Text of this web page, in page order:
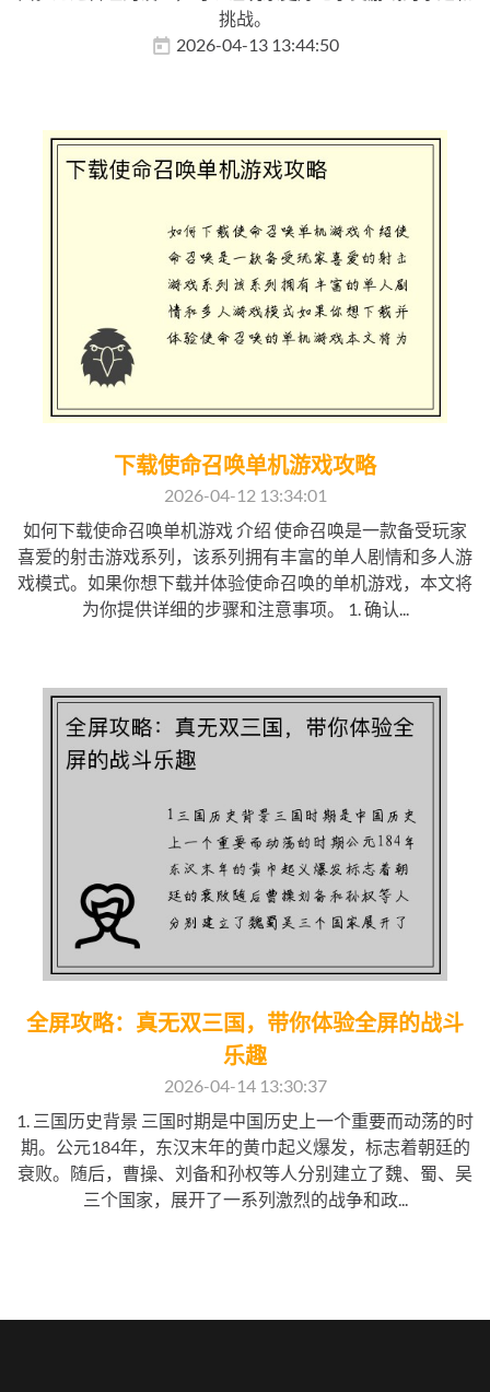
挑战。
2026-04-13 13:44:50
下载使命召唤单机游戏攻略
2026-04-12 13:34:01
如何下载使命召唤单机游戏 介绍 使命召唤是一款备受玩家
喜爱的射击游戏系列，该系列拥有丰富的单人剧情和多人游
戏模式。如果你想下载并体验使命召唤的单机游戏，本文将
为你提供详细的步骤和注意事项。 1. 确认...
全屏攻略：真无双三国，带你体验全屏的战斗
乐趣
2026-04-14 13:30:37
1. 三国历史背景 三国时期是中国历史上一个重要而动荡的时
期。公元184年，东汉末年的黄巾起义爆发，标志着朝廷的
衰败。随后，曹操、刘备和孙权等人分别建立了魏、蜀、吴
三个国家，展开了一系列激烈的战争和政...